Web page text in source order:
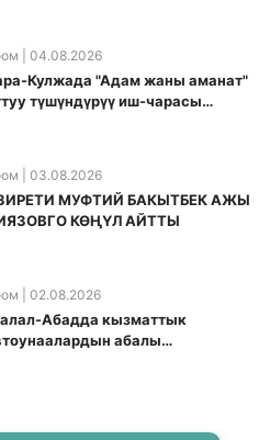
| 04.08.2026
Кулжада "Адам жаны аманат"
түшүндүрүү иш-чарасы
| 03.08.2026
МУФТИЙ БАКЫТБЕК АЖЫ
КӨҢҮЛ АЙТТЫ
| 02.08.2026
Абадда кызматтык
абалы